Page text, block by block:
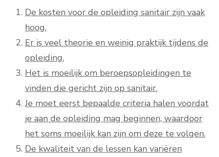
De kosten voor de opleiding sanitair zijn vaak
hoog.
Er is veel theorie en weinig praktijk tijdens de
opleiding.
Het is moeilijk om beroepsopleidingen te
vinden die gericht zijn op sanitair.
Je moet eerst bepaalde criteria halen voordat
je aan de opleiding mag beginnen, waardoor
het soms moeilijk kan zijn om deze te volgen.
De kwaliteit van de lessen kan variëren